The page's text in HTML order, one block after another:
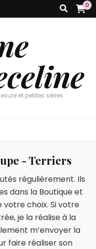
0
et petites séries
- Terriers
régulièrement. Ils
dans la Boutique et
choix. Si votre
je la réalise à la
m’envoyer la
faire réaliser son